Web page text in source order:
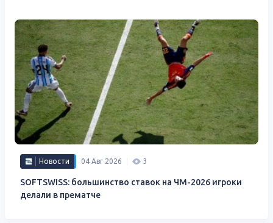
Новости 04 Авг 2026 3
SOFTSWISS: большинство ставок на ЧМ-2026 игроки
делали в прематче